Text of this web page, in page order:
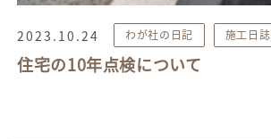
2023.10.24 わが社の日記 施工日誌
住宅の10年点検について